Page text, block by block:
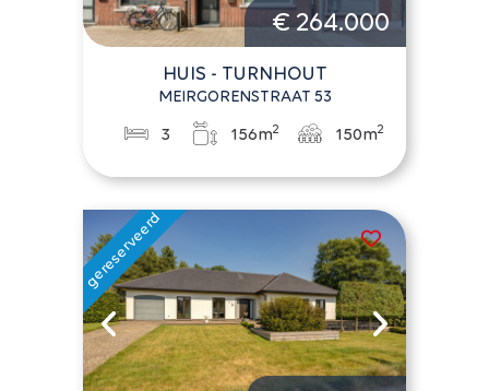
€ 264.000
HUIS - TURNHOUT
MEIRGORENSTRAAT 53
3 156m2 150m2